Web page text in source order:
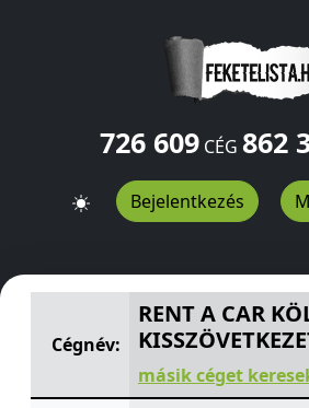
726 609CÉG 862
Bejelentkezés
RENT A CAR KÖLCSÖNZÖ
Cégnév:
RENT A CAR
másik céget